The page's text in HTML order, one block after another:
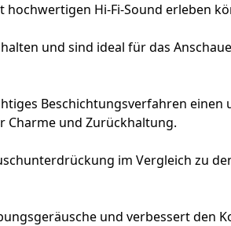
Hi-Fi-Sound erleben
und sind ideal für das
Beschichtungsverfahren
Charme und Zurückhaltung.
im Vergleich zu
und verbessert den